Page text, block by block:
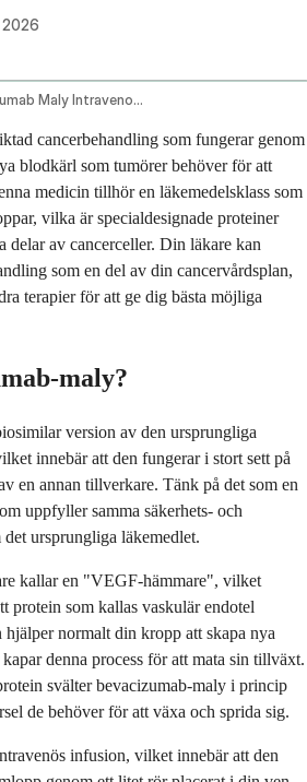
Bevacizumab Maly Intravenous Route
cancerbehandling som fungerar genom
blodkärl som tumörer behöver för att
medicin tillhör en läkemedelsklass som
vilka är specialdesignade proteiner
delar av cancerceller. Din läkare kan
som en del av din cancervårdsplan,
terapier för att ge dig bästa möjliga
maly?
version av den ursprungliga
innebär att den fungerar i stort sett på
en annan tillverkare. Tänk på det som en
uppfyller samma säkerhets- och
ursprungliga läkemedlet.
kallar en "VEGF-hämmare", vilket
protein som kallas vaskulär endotel
normalt din kropp att skapa nya
denna process för att mata sin tillväxt.
svälter bevacizumab-maly i princip
de behöver för att växa och sprida sig.
infusion, vilket innebär att den